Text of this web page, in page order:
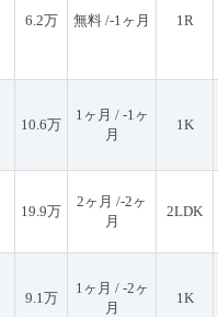
6.2万 無料 /-1ヶ月 1R
10.6万
1ヶ月 / -1ヶ
月
1K
19.9万
2ヶ月 /-2ヶ
月
2LDK
9.1万
1ヶ月 / -2ヶ
月
1K